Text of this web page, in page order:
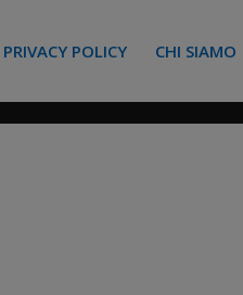
PRIVACY POLICY CHI SIAMO